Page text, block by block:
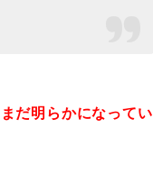
まだ明らかになってい